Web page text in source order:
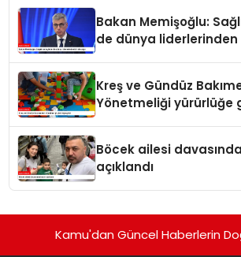
Bakan Memişoğlu:
de dünya liderlerinden
Kreş ve Gündüz
Yönetmeliği yürürlüğe
Böcek ailesi
açıklandı
Kamu'dan Güncel Haberlerin